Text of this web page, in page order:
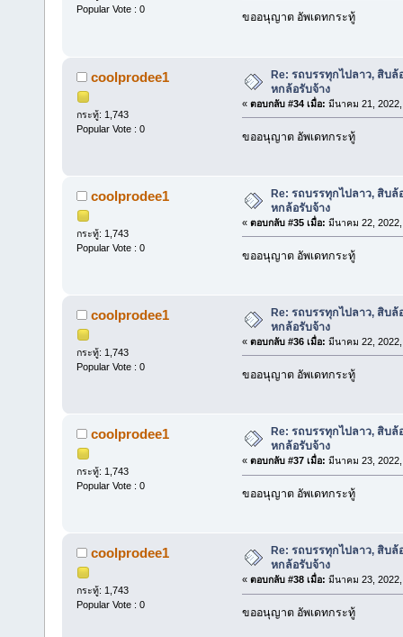
Popular Vote : 0
ขออนุญาต อัพเดทกระทู้
coolprodee1
กระทู้: 1,743
Popular Vote : 0
Re: รถบรรทุกไปลาว, สิบล้
หกล้อรับจ้าง
« ตอบกลับ #34 เมื่อ: มีนาคม 21,
ขออนุญาต อัพเดทกระทู้
coolprodee1
กระทู้: 1,743
Popular Vote : 0
Re: รถบรรทุกไปลาว, สิบล้
หกล้อรับจ้าง
« ตอบกลับ #35 เมื่อ: มีนาคม 22,
ขออนุญาต อัพเดทกระทู้
coolprodee1
กระทู้: 1,743
Popular Vote : 0
Re: รถบรรทุกไปลาว, สิบล้
หกล้อรับจ้าง
« ตอบกลับ #36 เมื่อ: มีนาคม 22,
ขออนุญาต อัพเดทกระทู้
coolprodee1
กระทู้: 1,743
Popular Vote : 0
Re: รถบรรทุกไปลาว, สิบล้
หกล้อรับจ้าง
« ตอบกลับ #37 เมื่อ: มีนาคม 23,
ขออนุญาต อัพเดทกระทู้
coolprodee1
กระทู้: 1,743
Popular Vote : 0
Re: รถบรรทุกไปลาว, สิบล้
หกล้อรับจ้าง
« ตอบกลับ #38 เมื่อ: มีนาคม 23,
ขออนุญาต อัพเดทกระทู้